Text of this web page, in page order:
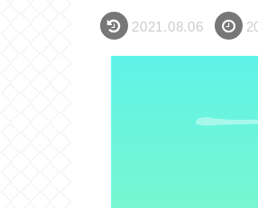
2021.08.06